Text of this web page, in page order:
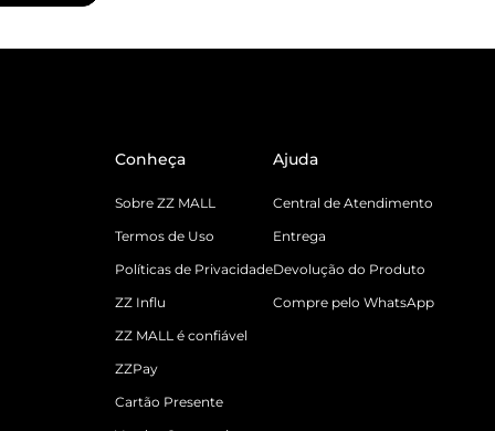
Conheça
Sobre ZZ MALL
Termos de Uso
Políticas de Privacidade
ZZ Influ
ZZ MALL é confiável
ZZPay
Cartão Presente
Ajuda
Central de Atendimento
Entrega
Devolução do Produto
Compre pelo WhatsApp